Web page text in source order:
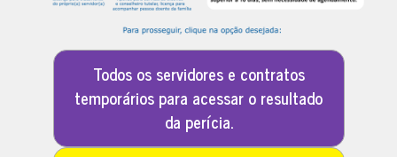
Todos os servidores e contratos
temporários para acessar o resultado
da perícia.